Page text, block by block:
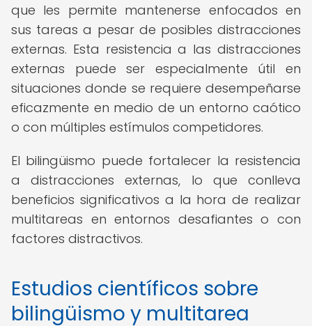
que les permite mantenerse enfocados en
sus tareas a pesar de posibles distracciones
externas. Esta resistencia a las distracciones
externas puede ser especialmente útil en
situaciones donde se requiere desempeñarse
eficazmente en medio de un entorno caótico
o con múltiples estímulos competidores.
El bilingüismo puede fortalecer la resistencia
a distracciones externas, lo que conlleva
beneficios significativos a la hora de realizar
multitareas en entornos desafiantes o con
factores distractivos.
Estudios científicos sobre
bilingüismo y multitarea